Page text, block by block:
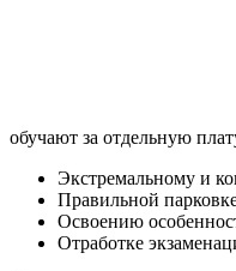
обучают за отдельную
Экстремальному и
Правильной
Освоению
Отработке